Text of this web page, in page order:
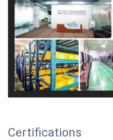
Certifications